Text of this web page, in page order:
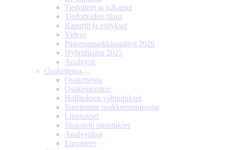
Tiedotteet ja julkaisut
Tiedotteiden tilaus
Raportit ja esitykset
Videot
Pääomamarkkinapäivä 2026
Hybridilaina 2025
Analyysit
Osaketietoa
Osaketietoa
Osakemonitori
Hallituksen valtuutukset
Suurimmat osakkeenomistajat
Liputukset
Sisäpiirin omistukset
Analyytikot
Ennusteet